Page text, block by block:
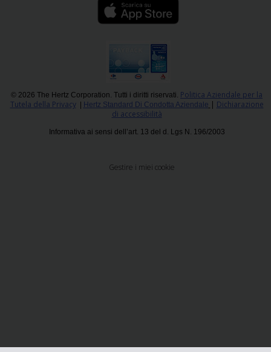
© 2026 The Hertz Corporation. Tutti i diritti riservati. Politica Aziendale per la
Tutela della Privacy | Hertz Standard Di Condotta Aziendale | Dichiarazione
di accessibilità
Informativa ai sensi dell’art. 13 del d. Lgs N. 196/2003
Gestire i miei cookie